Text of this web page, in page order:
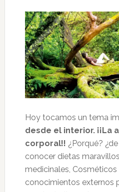
Hoy tocamos un tema
desde el interior. ¡¡La
corporal!! ¿Porqué?
conocer dietas
medicinales,
conocimientos externos